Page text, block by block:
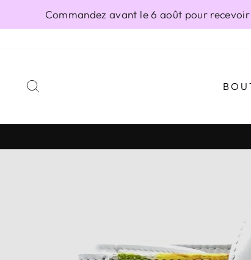
Commandez avant le 6 août pour